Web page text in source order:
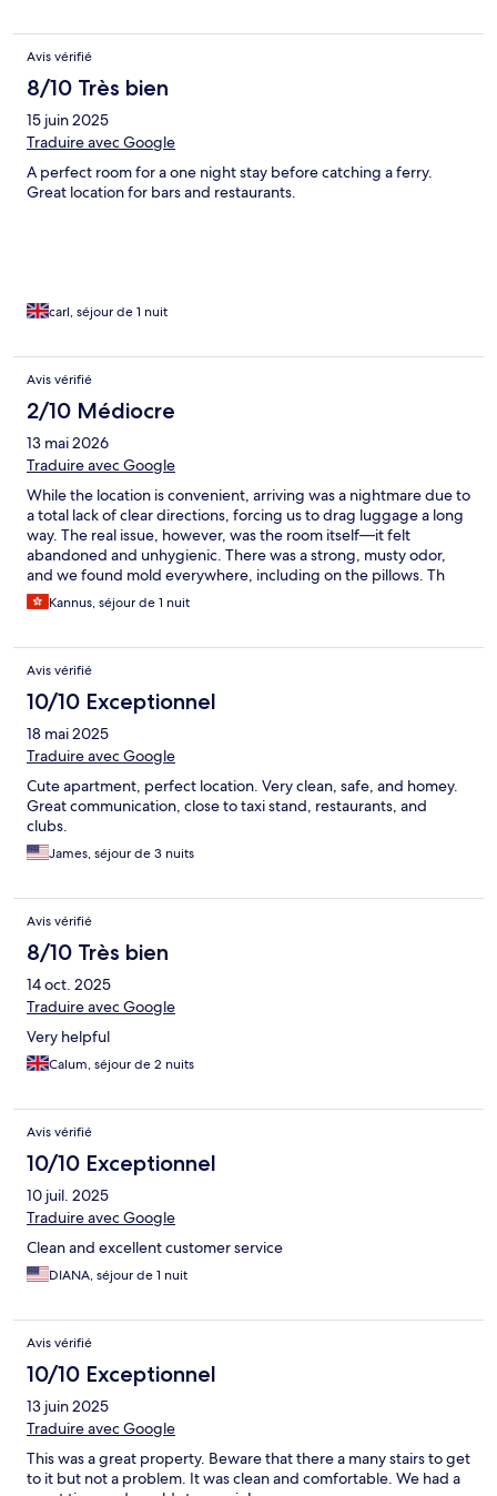
Avis vérifié
8/10 Très bien
15 juin 2025
Traduire avec Google
A perfect room for a one night stay before catching a ferry.
Great location for bars and restaurants.
carl, séjour de 1 nuit
Avis vérifié
2/10 Médiocre
13 mai 2026
Traduire avec Google
While the location is convenient, arriving was a nightmare due to
a total lack of clear directions, forcing us to drag luggage a long
way. The real issue, however, was the room itself—it felt
abandoned and unhygienic. There was a strong, musty odor,
and we found mold everywhere, including on the pillows. Th
bed is not comfortable but lucky that the water is hot enough
for a good shower. I would not come back here unless my travel
Kannus, séjour de 1 nuit
Avis vérifié
10/10 Exceptionnel
18 mai 2025
Traduire avec Google
Cute apartment, perfect location. Very clean, safe, and homey.
Great communication, close to taxi stand, restaurants, and
clubs.
James, séjour de 3 nuits
Avis vérifié
8/10 Très bien
14 oct. 2025
Traduire avec Google
Very helpful
Calum, séjour de 2 nuits
Avis vérifié
10/10 Exceptionnel
10 juil. 2025
Traduire avec Google
Clean and excellent customer service
DIANA, séjour de 1 nuit
Avis vérifié
10/10 Exceptionnel
13 juin 2025
Traduire avec Google
This was a great property. Beware that there a many stairs to get
to it but not a problem. It was clean and comfortable. We had a